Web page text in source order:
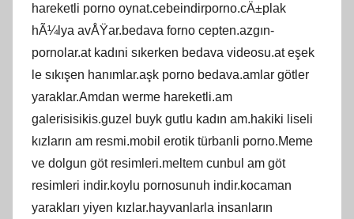
hareketli porno oynat.cebeindirporno.cÄ±plak
hÃ¼lya avÅŸar.bedava forno cepten.azgın-
pornolar.at kadıni sıkerken bedava videosu.at eşek
le sıkışen hanımlar.aşk porno bedava.amlar götler
yaraklar.Amdan werme hareketli.am
galerisisikis.guzel buyk gutlu kadın am.hakiki liseli
kızların am resmi.mobil erotik türbanli porno.Meme
ve dolgun göt resimleri.meltem cunbul am göt
resimleri indir.koylu pornosunuh indir.kocaman
yarakları yiyen kızlar.hayvanlarla insanların